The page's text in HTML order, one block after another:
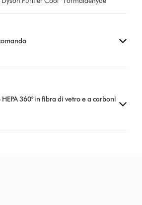
360° in fibra di vetro e a carboni